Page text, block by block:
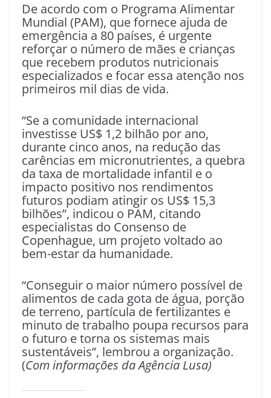
De acordo com o Programa Alimentar
Mundial (PAM), que fornece ajuda de
emergência a 80 países, é urgente
reforçar o número de mães e crianças
que recebem produtos nutricionais
especializados e focar essa atenção nos
primeiros mil dias de vida.
“Se a comunidade internacional
investisse US$ 1,2 bilhão por ano,
durante cinco anos, na redução das
carências em micronutrientes, a quebra
da taxa de mortalidade infantil e o
impacto positivo nos rendimentos
futuros podiam atingir os US$ 15,3
bilhões”, indicou o PAM, citando
especialistas do Consenso de
Copenhague, um projeto voltado ao
bem-estar da humanidade.
“Conseguir o maior número possível de
alimentos de cada gota de água, porção
de terreno, partícula de fertilizantes e
minuto de trabalho poupa recursos para
o futuro e torna os sistemas mais
sustentáveis”, lembrou a organização.
(Com informações da Agência Lusa)